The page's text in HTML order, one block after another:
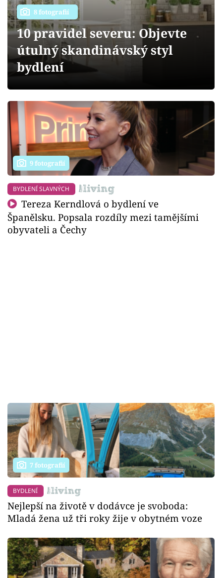
Přihlášení
Sledujte nás
8 fotografií
10 pravidel severu: Objevte
útulný skandinávský styl
bydlení
9 fotografií
BYDLENÍ SLAVNÝCH
Tereza Kerndlová o bydlení ve
Španělsku. Popsala rozdíly mezi tamějšími
obyvateli a Čechy
7 fotografií
BYDLENÍ
Nejlepší na životě v dodávce je svoboda:
Mladá žena už tři roky žije v obytném voze